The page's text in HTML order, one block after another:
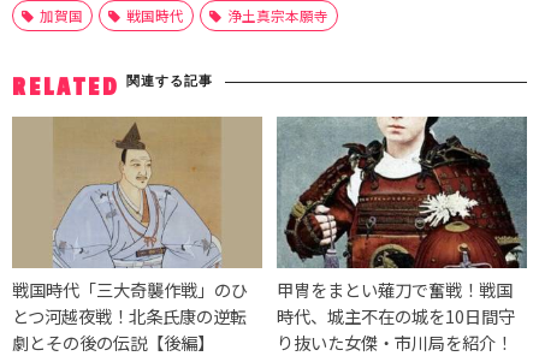
加賀国 戦国時代 浄土真宗本願寺
RELATED 関連する記事
戦国時代「三大奇襲作戦」のひ
とつ河越夜戦！北条氏康の逆転
劇とその後の伝説【後編】
甲冑をまとい薙刀で奮戦！戦国
時代、城主不在の城を10日間守
り抜いた女傑・市川局を紹介！